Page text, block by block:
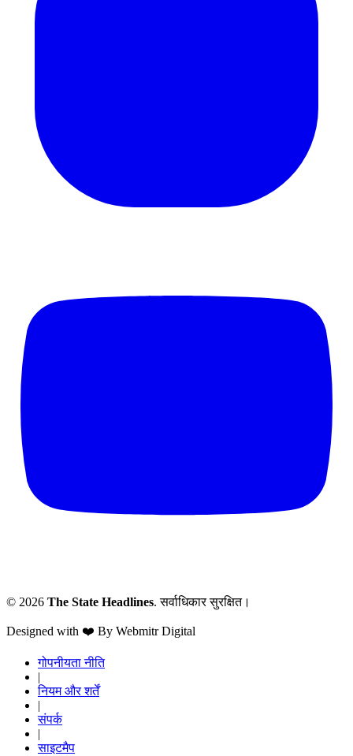
© 2026 The State Headlines. सर्वाधिकार सुरक्षित।
Designed with ❤️ By Webmitr Digital
गोपनीयता नीति
|
नियम और शर्तें
|
संपर्क
|
साइटमैप